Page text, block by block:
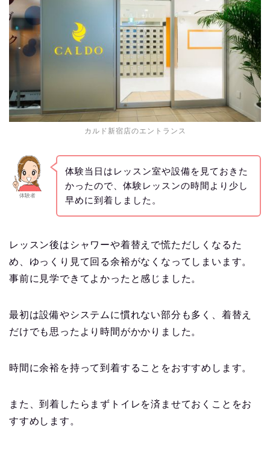
カルド新宿店のエントランス
体験者
体験当日はレッスン室や設備を見ておきた
かったので、体験レッスンの時間より少し
早めに到着しました。
レッスン後はシャワーや着替えで慌ただしくなるた
め、ゆっくり見て回る余裕がなくなってしまいます。
事前に見学できてよかったと感じました。
最初は設備やシステムに慣れない部分も多く、着替え
だけでも思ったより時間がかかりました。
時間に余裕を持って到着することをおすすめします。
また、到着したらまずトイレを済ませておくことをお
すすめします。